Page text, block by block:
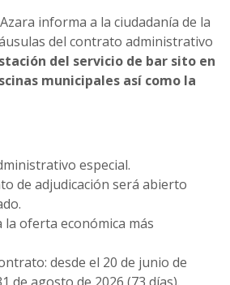
informa a la ciudadanía de la
del contrato administrativo
del servicio de bar sito en
municipales así como la
especial.
de adjudicación será abierto
la oferta económica más
desde el 20 de junio de